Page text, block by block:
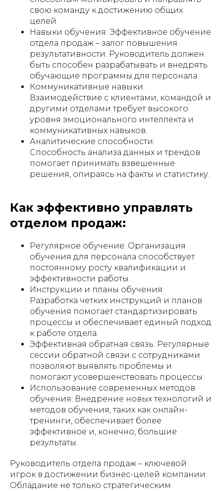
свою команду к достижению общих
целей.
Навыки обучения: Эффективное обучение
отдела продаж – залог повышения
результативности. Руководитель должен
быть способен разрабатывать и внедрять
обучающие программы для персонала.
Коммуникативные навыки:
Взаимодействие с клиентами, командой и
другими отделами требует высокого
уровня эмоционального интеллекта и
коммуникативных навыков.
Аналитические способности:
Способность анализа данных и трендов
помогает принимать взвешенные
решения, опираясь на факты и статистику.
Как эффективно управлять
отделом продаж:
Регулярное обучение: Организация
обучения для персонала способствует
постоянному росту квалификации и
эффективности работы.
Инструкции и планы обучения:
Разработка четких инструкций и планов
обучения помогает стандартизировать
процессы и обеспечивает единый подход
к работе отдела.
Эффективная обратная связь: Регулярные
сессии обратной связи с сотрудниками
позволяют выявлять проблемы и
помогают усовершенствовать процессы.
Использование современных методов
обучения: Внедрение новых технологий и
методов обучения, таких как онлайн-
тренинги, обеспечивает более
эффективное и, конечно, большие
результаты.
Руководитель отдела продаж – ключевой
игрок в достижении бизнес-целей компании.
Обладание не только стратегическим